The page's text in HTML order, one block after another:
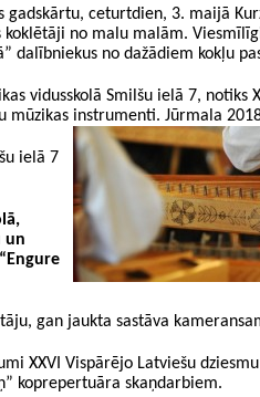
gadskārtu, ceturtdien, 3. maijā
koklētāji no malu malām.
dalībniekus no dažādiem kokļu
vidusskolā Smilšu ielā 7, notiks
mūzikas instrumenti. Jūrmala
ielā 7
un
gan jaukta sastāva
XXVI Vispārējo Latviešu
koprepertuāra skaņdarbiem.